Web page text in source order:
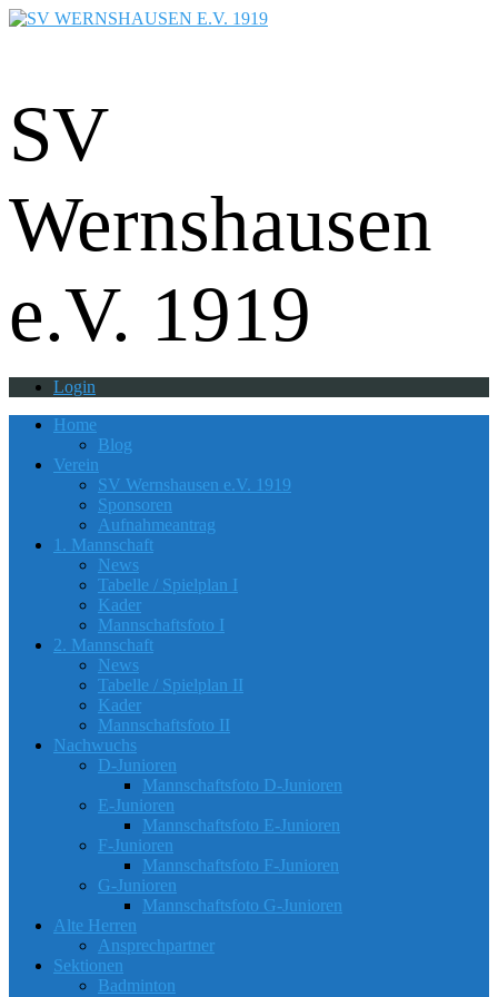
SV
Wernshausen
e.V. 1919
Login
Home
Blog
Verein
SV Wernshausen e.V. 1919
Sponsoren
Aufnahmeantrag
1. Mannschaft
News
Tabelle / Spielplan I
Kader
Mannschaftsfoto I
2. Mannschaft
News
Tabelle / Spielplan II
Kader
Mannschaftsfoto II
Nachwuchs
D-Junioren
Mannschaftsfoto D-Junioren
E-Junioren
Mannschaftsfoto E-Junioren
F-Junioren
Mannschaftsfoto F-Junioren
G-Junioren
Mannschaftsfoto G-Junioren
Alte Herren
Ansprechpartner
Sektionen
Badminton